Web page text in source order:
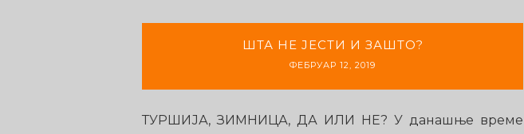
ШТА НЕ ЈЕСТИ И ЗАШТО?
ФЕБРУАР 12, 2019
ТУРШИЈА, ЗИМНИЦА, ДА ИЛИ НЕ? У данашње време